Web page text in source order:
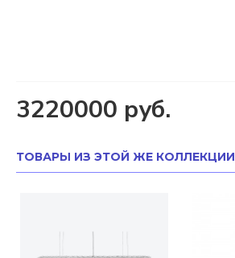
3220000 руб.
ТОВАРЫ ИЗ ЭТОЙ ЖЕ КОЛЛЕКЦИИ